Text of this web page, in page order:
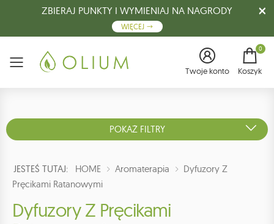
ZBIERAJ PUNKTY I WYMIENIAJ NA NAGRODY
WIĘCEJ
Menu Twoje konto
0
Koszyk
POKAŻ FILTRY
JESTEŚ TUTAJ: HOME Aromaterapia
Dyfuzory Z
Pręcikami Ratanowymi
Dyfuzory Z Pręcikami